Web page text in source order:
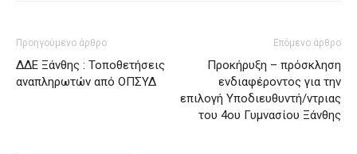
Προηγούμενο άρθρο
ΔΔΕ Ξάνθης : Τοποθετήσεις
αναπληρωτών από ΟΠΣΥΔ
Επόμενο άρθρο
Προκήρυξη – πρόσκληση
ενδιαφέροντος για την
επιλογή Υποδιευθυντή/ντριας
του 4ου Γυμνασίου Ξάνθης